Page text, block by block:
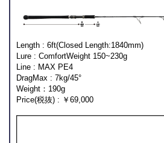
Length : 6ft(Closed Length:1840mm)
Lure : ComfortWeight 150~230g
Line : MAX PE4
DragMax : 7kg/45°
Weight：190g
Price(税抜) : ￥69,000